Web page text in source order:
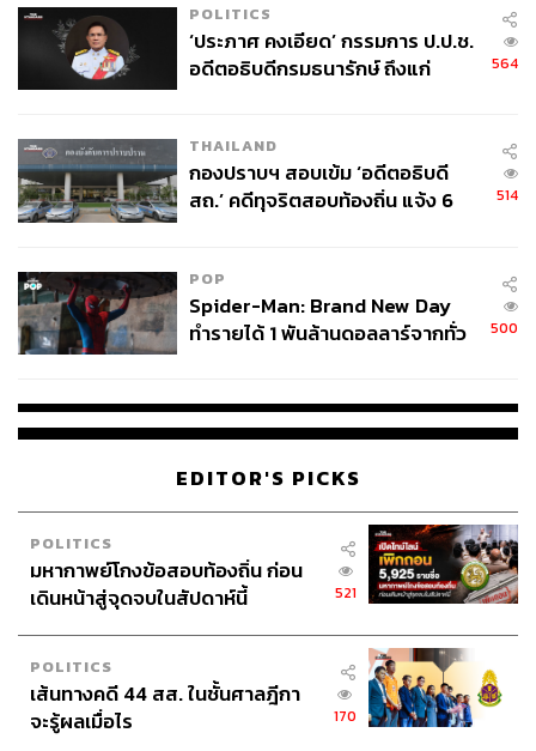
POLITICS
‘ประภาศ คงเอียด’ กรรมการ ป.ป.ช.
อดีตอธิบดีกรมธนารักษ์ ถึงแก่
564
THAILAND
กองปราบฯ สอบเข้ม ‘อดีตอธิบดี
สถ.’ คดีทุจริตสอบท้องถิ่น แจ้ง 6
514
POP
Spider-Man: Brand New Day
ทำรายได้ 1 พันล้านดอลลาร์จากทั่ว
500
EDITOR'S PICKS
POLITICS
มหากาพย์โกงข้อสอบท้องถิ่น ก่อน
เดินหน้าสู่จุดจบในสัปดาห์นี้
521
POLITICS
เส้นทางคดี 44 สส. ในชั้นศาลฎีกา
จะรู้ผลเมื่อไร
170